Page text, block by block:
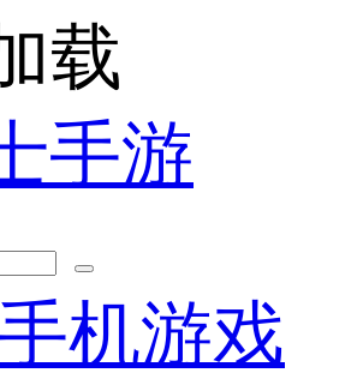
载
机游戏